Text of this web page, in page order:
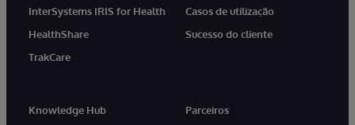
InterSystems IRIS for Health
HealthShare
TrakCare
Casos de utilização
Sucesso do cliente
Knowledge Hub
Parceiros